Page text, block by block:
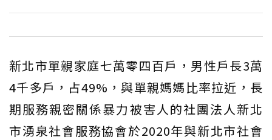
新北市單親家庭七萬零四百戶，男性戶長3萬
4千多戶，占49%，與單親媽媽比率拉近，長
期服務親密關係暴力被害人的社團法人新北
市湧泉社會服務協會於2020年與新北市社會